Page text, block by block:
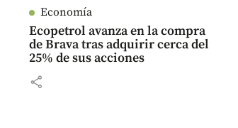
Economía
Ecopetrol avanza en la compra
de Brava tras adquirir cerca del
25% de sus acciones
share